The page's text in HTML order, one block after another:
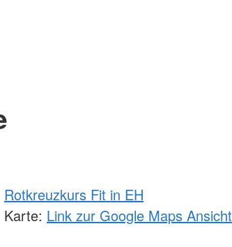
Rotkreuzkurs Fit in EH
Karte: Link zur Google Maps Ansicht